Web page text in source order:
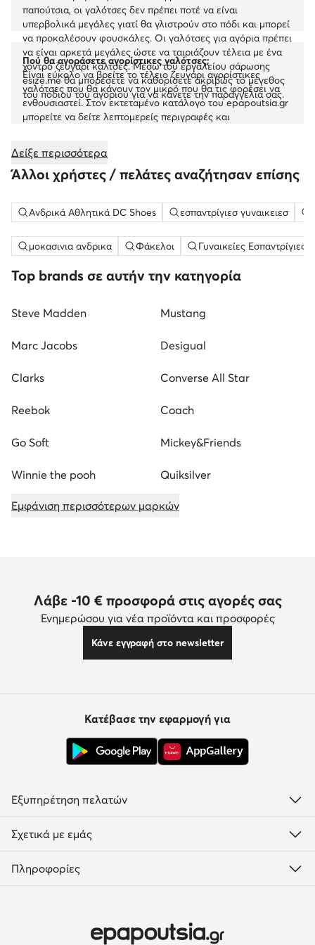
παπούτσια, οι γαλότσες δεν πρέπει ποτέ να είναι
υπερβολικά μεγάλες γιατί θα γλιστρούν στο πόδι και μπορεί
να προκαλέσουν φουσκάλες. Οι γαλότσες για αγόρια πρέπει
να είναι αρκετά μεγάλες ώστε να ταιριάζουν τέλεια με ένα
χοντρό ζευγάρι κάλτσες. Μέσω του εργαλείου σάρωσης
esize.me θα μπορέσετε να καθορίσετε ακριβώς το μέγεθος
του ποδιού του αγοριού για να κάνετε την παραγγελία σας.
Πού θα αγοράσετε αγορίστικες γαλότσες;
Είναι εύκολο να βρείτε το τέλειο ζευγάρι αγορίστικες
γαλότσες που θα κάνουν τον μικρό που θα τις φορέσει να
ενθουσιαστεί. Στον εκτεταμένο κατάλογο του epapoutsia.gr
μπορείτε να δείτε λεπτομερείς περιγραφές και
πριν καταλήξετε στην αγορά σας. Αν δεν είστε απόλυτα
ικανοποιημένοι από τις γαλότσες για αγόρι που θα
παραλάβετε, έχετε έναν ολόκληρο μήνα για να ακυρώσετε
την παραγγελία και μπορείτε να επιστρέψετε το προϊόν.
Δείξε περισσότερα
Άλλοι χρήστες / πελάτες αναζήτησαν επίσης
Ανδρικά Αθλητικά DC Shoes εσπαντρίγιεσ γυναικειεσ
μοκασινια ανδρικα Φάκελοι Γυναικείες Εσπαντρίγιες
Top brands σε αυτήν την κατηγορία
Steve Madden Mustang
Marc Jacobs Desigual
Clarks Converse All Star
Reebok Coach
Go Soft Mickey&Friends
Winnie the pooh Quiksilver
Εμφάνιση περισσότερων μαρκών
Λάβε -10 € προσφορά στις αγορές σας
Ενημερώσου για νέα προϊόντα και προσφορές
Κάνε εγγραφή στο newsletter
Κατέβασε την εφαρμογή για
Εξυπηρέτηση πελατών
Σχετικά με εμάς
Πληροφορίες